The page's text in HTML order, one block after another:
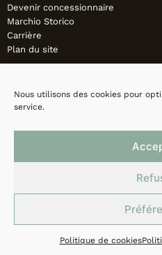
Nous utilisons des cookies pour
service.
Politique de cookies
Devenir concessionnaire
Marchio Storico
Carrière
Plan du site